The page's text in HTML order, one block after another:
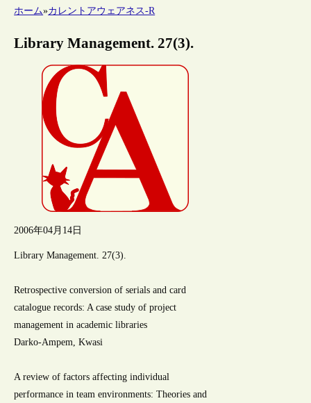
ホーム»カレントアウェアネス-R
Library Management. 27(3).
2006年04月14日
Library Management. 27(3).
Retrospective conversion of serials and card
catalogue records: A case study of project
management in academic libraries
Darko-Ampem, Kwasi
A review of factors affecting individual
performance in team environments: Theories and